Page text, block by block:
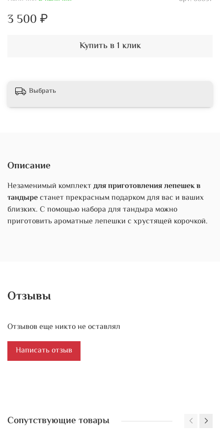
3 500 ₽
Купить в 1 клик
Выбрать
Описание
Незаменимый комплектдля приготовления лепешек в
тандырестанет прекрасным подарком для вас и ваших
близких. С помощью набора для тандыра можно
приготовить ароматные лепешки с хрустящей корочкой.
Отзывы
Отзывов еще никто не оставлял
Написать отзыв
Сопутствующие товары